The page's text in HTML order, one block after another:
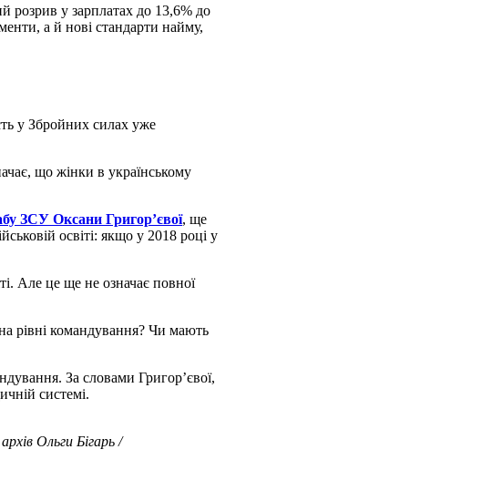
розрив у зарплатах до 13,6% до
а й нові стандарти найму,
у Збройних силах уже
що жінки в українському
ЗСУ Оксани Григор’євої, ще
освіті: якщо у 2018 році у
Але це ще не означає повної
рівні командування? Чи мають
За словами Григор’євої,
системі.
Ольги Бігарь /